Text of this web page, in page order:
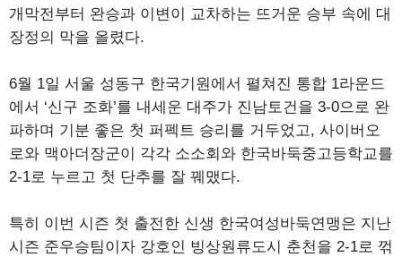
개막전부터 완승과 이변이 교차하는 뜨거운 승부 속에 대
장정의 막을 올렸다.
6월 1일 서울 성동구 한국기원에서 펼쳐진 통합 1라운드
에서 ‘신구 조화’를 내세운 대주가 진남토건을 3-0으로 완
파하며 기분 좋은 첫 퍼펙트 승리를 거두었고, 사이버오
로와 맥아더장군이 각각 소소회와 한국바둑중고등학교를
2-1로 누르고 첫 단추를 잘 꿰맸다.
특히 이번 시즌 첫 출전한 신생 한국여성바둑연맹은 지난
시즌 준우승팀이자 강호인 빙상원류도시 춘천을 2-1로 꺾